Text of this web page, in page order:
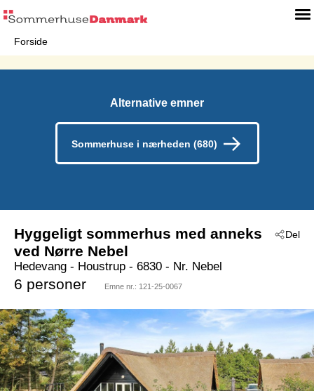
Forside
Alternative emner
Sommerhuse i nærheden (680)
Del
Hyggeligt sommerhus med anneks
ved Nørre Nebel
Hedevang - Houstrup - 6830 - Nr. Nebel
6 personer Emne nr.: 121-25-0067